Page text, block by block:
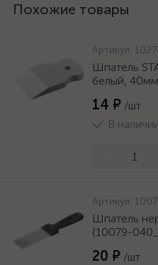
Похожие товары
Артикул:
Шпатель
белый,
14 ₽ /шт
В
Артикул:
Шпатель
{10079-
20 ₽ /шт